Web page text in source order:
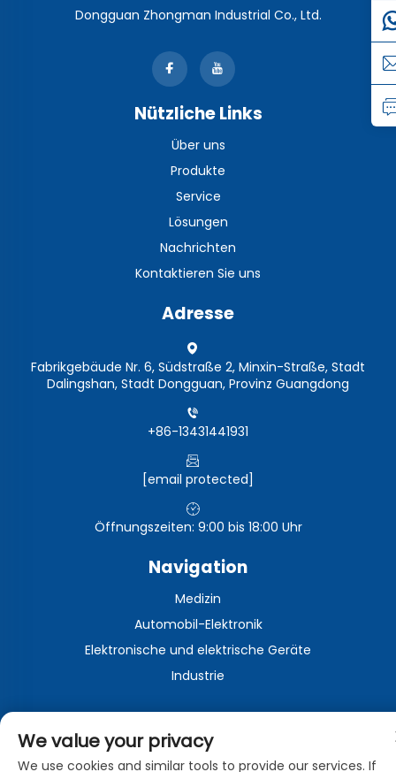
Dongguan Zhongman Industrial Co., Ltd.
Nützliche Links
Über uns
Produkte
Service
Lösungen
Nachrichten
Kontaktieren Sie uns
Adresse
Fabrikgebäude Nr. 6, Südstraße 2, Minxin-Straße, Stadt
Dalingshan, Stadt Dongguan, Provinz Guangdong
+86-13431441931
[email protected]
Öffnungszeiten: 9:00 bis 18:00 Uhr
Navigation
Medizin
Automobil-Elektronik
Elektronische und elektrische Geräte
Industrie
Urheberrechte © Dongguan Zhongman Industrial Co., Ltd.
Alle Rechte vorbehalten - Datenschutzrichtlinie
We value your privacy
We use cookies and similar tools to provide our services. If